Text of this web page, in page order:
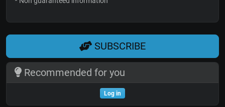
SUBSCRIBE
Recommended for you
Log in